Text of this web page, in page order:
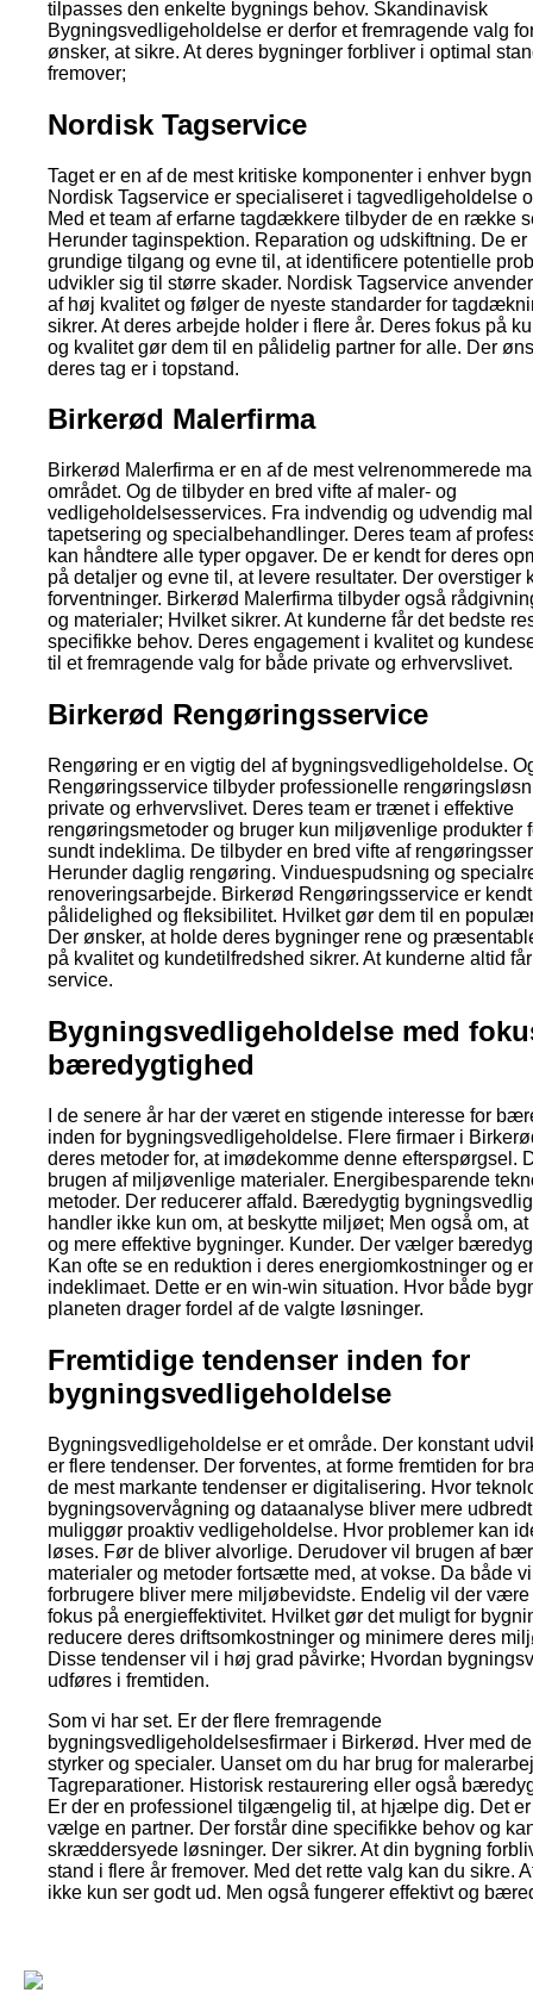
tilpasses den enkelte bygnings behov. Skandinavisk
Bygningsvedligeholdelse er derfor et fremragende valg
ønsker, at sikre. At deres bygninger forbliver i optimal
fremover;
Nordisk Tagservice
Taget er en af de mest kritiske komponenter i enhver
Nordisk Tagservice er specialiseret i tagvedligeholdelse
Med et team af erfarne tagdækkere tilbyder de en række
Herunder taginspektion. Reparation og udskiftning. De er
grundige tilgang og evne til, at identificere potentielle
udvikler sig til større skader. Nordisk Tagservice
af høj kvalitet og følger de nyeste standarder for
sikrer. At deres arbejde holder i flere år. Deres fokus på
og kvalitet gør dem til en pålidelig partner for alle. Der
deres tag er i topstand.
Birkerød Malerfirma
Birkerød Malerfirma er en af de mest velrenommerede
området. Og de tilbyder en bred vifte af maler- og
vedligeholdelsesservices. Fra indvendig og udvendig
tapetsering og specialbehandlinger. Deres team af
kan håndtere alle typer opgaver. De er kendt for deres
på detaljer og evne til, at levere resultater. Der overstiger
forventninger. Birkerød Malerfirma tilbyder også
og materialer; Hvilket sikrer. At kunderne får det bedste
specifikke behov. Deres engagement i kvalitet og
til et fremragende valg for både private og erhvervslivet.
Birkerød Rengøringsservice
Rengøring er en vigtig del af bygningsvedligeholdelse.
Rengøringsservice tilbyder professionelle
private og erhvervslivet. Deres team er trænet i effektive
rengøringsmetoder og bruger kun miljøvenlige produkter
sundt indeklima. De tilbyder en bred vifte af
Herunder daglig rengøring. Vinduespudsning og
renoveringsarbejde. Birkerød Rengøringsservice er
pålidelighed og fleksibilitet. Hvilket gør dem til en
Der ønsker, at holde deres bygninger rene og
på kvalitet og kundetilfredshed sikrer. At kunderne altid
service.
Bygningsvedligeholdelse med
bæredygtighed
I de senere år har der været en stigende interesse for
inden for bygningsvedligeholdelse. Flere firmaer i
deres metoder for, at imødekomme denne efterspørgsel.
brugen af miljøvenlige materialer. Energibesparende
metoder. Der reducerer affald. Bæredygtig
handler ikke kun om, at beskytte miljøet; Men også om,
og mere effektive bygninger. Kunder. Der vælger
Kan ofte se en reduktion i deres energiomkostninger og
indeklimaet. Dette er en win-win situation. Hvor både
planeten drager fordel af de valgte løsninger.
Fremtidige tendenser inden for
bygningsvedligeholdelse
Bygningsvedligeholdelse er et område. Der konstant
er flere tendenser. Der forventes, at forme fremtiden for
de mest markante tendenser er digitalisering. Hvor
bygningsovervågning og dataanalyse bliver mere
muliggør proaktiv vedligeholdelse. Hvor problemer kan
løses. Før de bliver alvorlige. Derudover vil brugen af
materialer og metoder fortsætte med, at vokse. Da både
forbrugere bliver mere miljøbevidste. Endelig vil der
fokus på energieffektivitet. Hvilket gør det muligt for
reducere deres driftsomkostninger og minimere deres
Disse tendenser vil i høj grad påvirke; Hvordan
udføres i fremtiden.
Som vi har set. Er der flere fremragende
bygningsvedligeholdelsesfirmaer i Birkerød. Hver med
styrker og specialer. Uanset om du har brug for
Tagreparationer. Historisk restaurering eller også
Er der en professionel tilgængelig til, at hjælpe dig. Det er
vælge en partner. Der forstår dine specifikke behov og
skræddersyede løsninger. Der sikrer. At din bygning
stand i flere år fremover. Med det rette valg kan du sikre.
ikke kun ser godt ud. Men også fungerer effektivt og